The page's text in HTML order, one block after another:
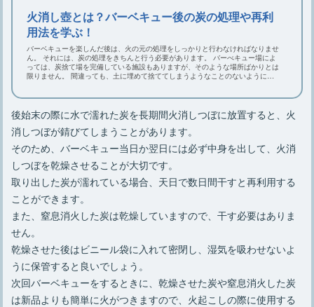
火消し壺とは？バーベキュー後の炭の処理や再利
用法を学ぶ！
バーベキューを楽しんだ後は、火の元の処理をしっかりと行わなければなりませ
ん。 それには、炭の処理をきちんと行う必要があります。 バーべキュー場によ
っては、炭捨て場を完備している施設もありますが、そのような場所ばかりとは
限りません。 間違っても、土に埋めて捨ててしまうようなことのないようにし
後始末の際に水で濡れた炭を長期間火消しつぼに放置すると、火
消しつぼが錆びてしまうことがあります。
そのため、バーベキュー当日か翌日には必ず中身を出して、火消
しつぼを乾燥させることが大切です。
取り出した炭が濡れている場合、天日で数日間干すと再利用する
ことができます。
また、窒息消火した炭は乾燥していますので、干す必要はありま
せん。
乾燥させた後はビニール袋に入れて密閉し、湿気を吸わせないよ
うに保管すると良いでしょう。
次回バーベキューをするときに、乾燥させた炭や窒息消火した炭
は新品よりも簡単に火がつきますので、火起こしの際に使用する